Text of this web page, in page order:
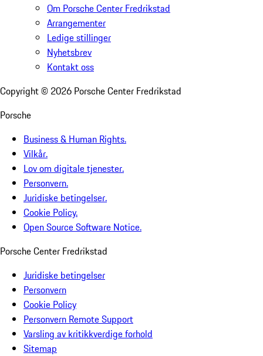
Om Porsche Center Fredrikstad
Arrangementer
Ledige stillinger
Nyhetsbrev
Kontakt oss
Copyright © 2026 Porsche Center Fredrikstad
Porsche
Business & Human Rights.
Vilkår.
Lov om digitale tjenester.
Personvern.
Juridiske betingelser.
Cookie Policy.
Open Source Software Notice.
Porsche Center Fredrikstad
Juridiske betingelser
Personvern
Cookie Policy
Personvern Remote Support
Varsling av kritikkverdige forhold
Sitemap